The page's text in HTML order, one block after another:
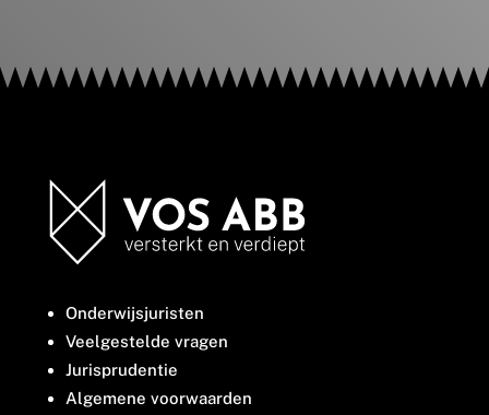
Onderwijsjuristen
Veelgestelde vragen
Jurisprudentie
Algemene voorwaarden